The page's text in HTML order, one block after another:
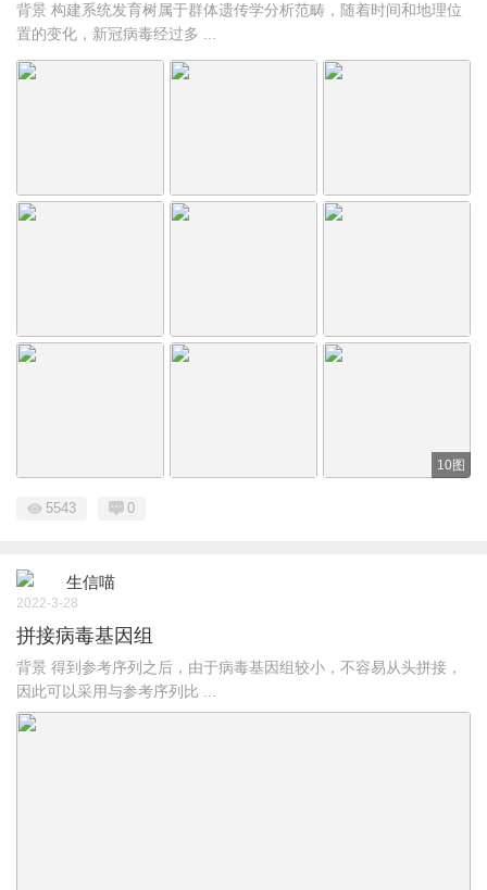
背景 构建系统发育树属于群体遗传学分析范畴，随着时间和地理位
置的变化，新冠病毒经过多 ...
10图
5543 0
生信喵
2022-3-28
拼接病毒基因组
背景 得到参考序列之后，由于病毒基因组较小，不容易从头拼接，
因此可以采用与参考序列比 ...